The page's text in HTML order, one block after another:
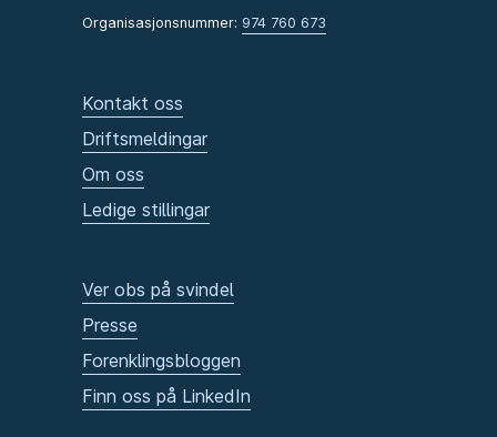
Organisasjonsnummer: 974 760 673
Kontakt oss
Driftsmeldingar
Om oss
Ledige stillingar
Ver obs på svindel
Presse
Forenklingsbloggen
Finn oss på LinkedIn